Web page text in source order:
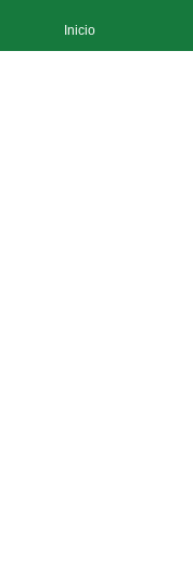
Inicio